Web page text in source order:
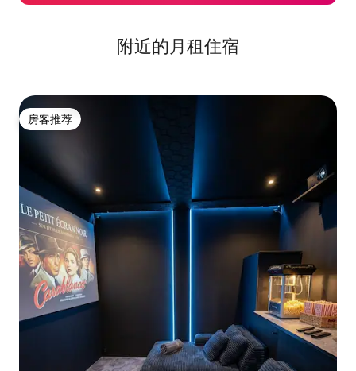
附近的月租住宿
房客推荐
房客推荐